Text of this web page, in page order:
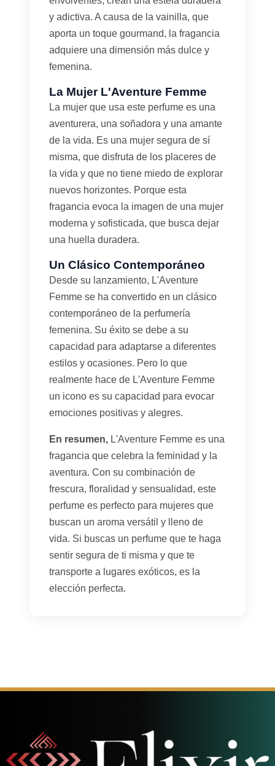
y adictiva. A causa de la vainilla, que
aporta un toque gourmand, la fragancia
adquiere una dimensión más dulce y
femenina.
La Mujer L'Aventure Femme
La mujer que usa este perfume es una
aventurera, una soñadora y una amante
de la vida. Es una mujer segura de sí
misma, que disfruta de los placeres de
la vida y que no tiene miedo de explorar
nuevos horizontes. Porque esta
fragancia evoca la imagen de una mujer
moderna y sofisticada, que busca dejar
una huella duradera.
Un Clásico Contemporáneo
Desde su lanzamiento, L'Aventure
Femme se ha convertido en un clásico
contemporáneo de la perfumería
femenina. Su éxito se debe a su
capacidad para adaptarse a diferentes
estilos y ocasiones. Pero lo que
realmente hace de L'Aventure Femme
un icono es su capacidad para evocar
emociones positivas y alegres.
En resumen, L'Aventure Femme es una
fragancia que celebra la feminidad y la
aventura. Con su combinación de
frescura, floralidad y sensualidad, este
perfume es perfecto para mujeres que
buscan un aroma versátil y lleno de
vida. Si buscas un perfume que te haga
sentir segura de ti misma y que te
transporte a lugares exóticos, es la
elección perfecta.